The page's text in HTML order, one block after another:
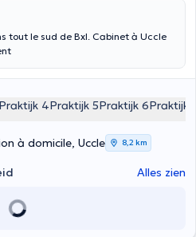
tout le sud de Bxl. Cabinet à Uccle
Praktijk 4Praktijk 5Praktijk 6Praktijk
à domicile, Uccle 8,2 km
Alles zien